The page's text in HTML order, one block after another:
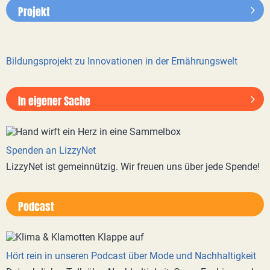
Projekt
Bildungsprojekt zu Innovationen in der Ernährungswelt
In eigener Sache
Spenden an LizzyNet
LizzyNet ist gemeinnützig. Wir freuen uns über jede Spende!
Podcast
Hört rein in unseren Podcast über Mode und Nachhaltigkeit